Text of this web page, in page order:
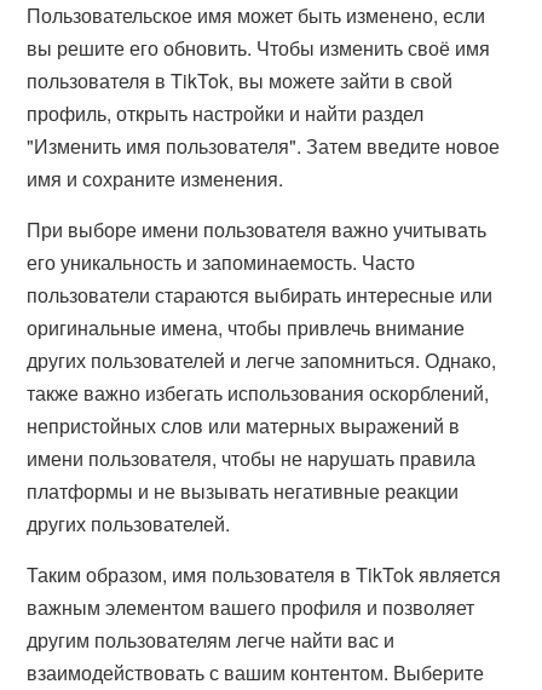
Пользовательское имя может быть изменено, если
вы решите его обновить. Чтобы изменить своё имя
пользователя в TikTok, вы можете зайти в свой
профиль, открыть настройки и найти раздел
"Изменить имя пользователя". Затем введите новое
имя и сохраните изменения.
При выборе имени пользователя важно учитывать
его уникальность и запоминаемость. Часто
пользователи стараются выбирать интересные или
оригинальные имена, чтобы привлечь внимание
других пользователей и легче запомниться. Однако,
также важно избегать использования оскорблений,
непристойных слов или матерных выражений в
имени пользователя, чтобы не нарушать правила
платформы и не вызывать негативные реакции
других пользователей.
Таким образом, имя пользователя в TikTok является
важным элементом вашего профиля и позволяет
другим пользователям легче найти вас и
взаимодействовать с вашим контентом. Выберите